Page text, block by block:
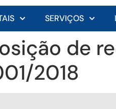
SERVIÇOS
de
2018